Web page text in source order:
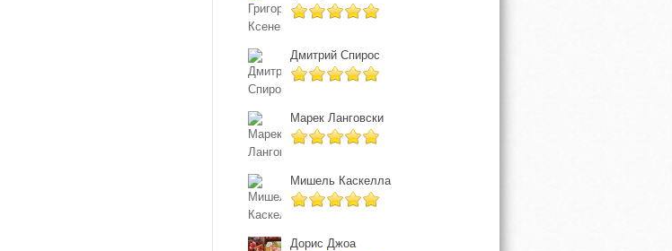
Дмитрий Спирос
Марек Ланговски
Мишель Каскелла
Дорис Джоа